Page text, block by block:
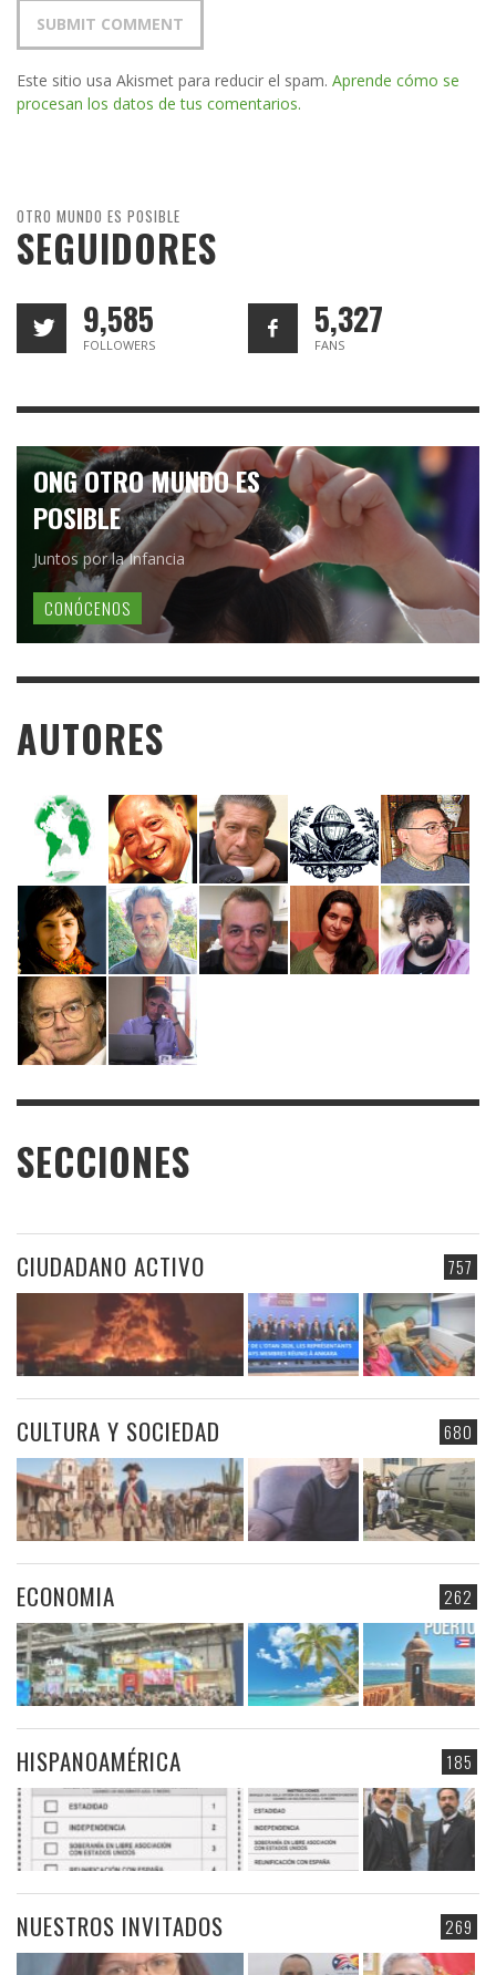
Este sitio usa Akismet para reducir el spam. Aprende cómo se
procesan los datos de tus comentarios.
OTRO MUNDO ES POSIBLE
SEGUIDORES
9,585
FOLLOWERS
5,327
FANS
ONG OTRO MUNDO ES
POSIBLE
Juntos por la Infancia
CONÓCENOS
AUTORES
SECCIONES
757
CIUDADANO ACTIVO
680
CULTURA Y SOCIEDAD
262
ECONOMIA
185
HISPANOAMÉRICA
269
NUESTROS INVITADOS